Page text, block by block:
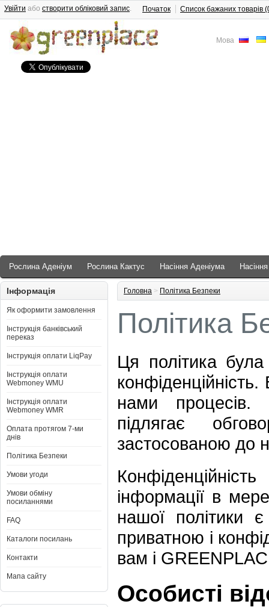
Мова
Увійти або створити обліковий запис. Початок Список бажаних товарів
Рослина Аденіум Рослина Кактус Насіння Аденіума
Інформація
Як оформити замовлення
Інструкція банківський
переказ
Інструкція оплати LiqPay
Інструкція оплати
Webmoney WMU
Інструкція оплати
Webmoney WMR
Оплата протягом 7-ми
днів
Політика Безпеки
Умови угоди
Умови обміну
посиланнями
FAQ
Каталоги посилань
Контакти
Мапа сайту
Головна > Політика Безпеки
Політика
Ця політика
нами процесів.
підлягає
застосованою до
інформації в
нашої політики
приватною і
вам і
Особисті